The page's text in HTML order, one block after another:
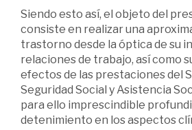
Siendo esto así, el objeto del
consiste en realizar una
trastorno desde la óptica de su
relaciones de trabajo, así como
efectos de las prestaciones del
Seguridad Social y Asistencia
para ello imprescindible
detenimiento en los aspectos